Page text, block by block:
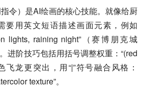
令）是AI绘画的核心技能。就像给厨
要用英文短语描述画面元素，例如
lights, raining night”（赛博朋克城
进阶技巧包括用括号调整权重：“(red
飞龙更突出，用“|”符号融合风格：
texture”。